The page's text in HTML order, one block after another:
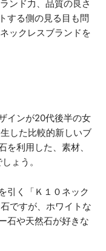
ンド力、品質の良さ
する側の見る目も問
ックレスブランドを
インが20代後半の女
した比較的新しいブ
利用した、素材、
ょう。
引く「Ｋ１０ネック
ですが、ホワイトな
石や天然石が好きな